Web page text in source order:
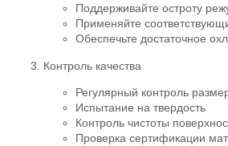
Поддерживайте остроту
Применяйте
Обеспечьте достаточное
Контроль качества
Регулярный контроль
Испытание на твердость
Контроль чистоты
Проверка сертификации